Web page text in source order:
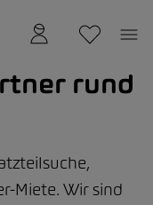
rund
Miete. Wir sind